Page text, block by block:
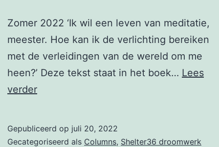
Zomer 2022 ‘Ik wil een leven van meditatie,
meester. Hoe kan ik de verlichting bereiken
met de verleidingen van de wereld om me
heen?’ Deze tekst staat in het boek… Lees
verderColumn
strijd
Gepubliceerd op juli 20, 2022
Gecategoriseerd als Columns, Shelter36 droomwerk